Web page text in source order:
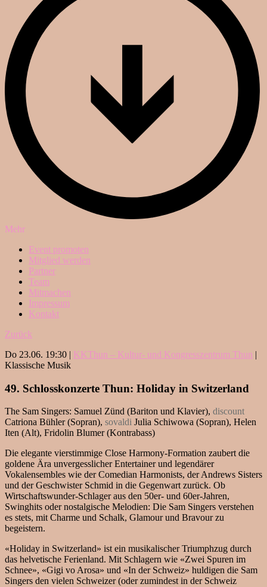
Mehr
Event promoten
Mitglied werden
Partner
Team
Mitmachen
Impressum
Kontakt
Zurück
Do 23.06. 19:30 | KKThun – Kultur- und Kongresszentrum Thun |
Klassische Musik
49. Schlosskonzerte Thun: Holiday in Switzerland
The Sam Singers: Samuel Zünd (Bariton und Klavier), discount
Catriona Bühler (Sopran), sovaldi Julia Schiwowa (Sopran), Helen
Iten (Alt), Fridolin Blumer (Kontrabass)
Die elegante vierstimmige Close Harmony-Formation zaubert die
goldene Ära unvergesslicher Entertainer und legendärer
Vokalensembles wie der Comedian Harmonists, der Andrews Sisters
und der Geschwister Schmid in die Gegenwart zurück. Ob
Wirtschaftswunder-Schlager aus den 50er- und 60er-Jahren,
Swinghits oder nostalgische Melodien: Die Sam Singers verstehen
es stets, mit Charme und Schalk, Glamour und Bravour zu
begeistern.
«Holiday in Switzerland» ist ein musikalischer Triumphzug durch
das helvetische Ferienland. Mit Schlagern wie «Zwei Spuren im
Schnee», «Gigi vo Arosa» und «In der Schweiz» huldigen die Sam
Singers den vielen Schweizer (oder zumindest in der Schweiz